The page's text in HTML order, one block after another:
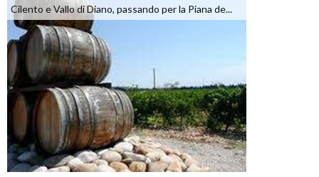
Cilento e Vallo di Diano, passando per la Piana de...